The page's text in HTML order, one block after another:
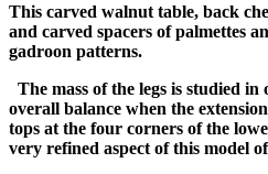
This carved walnut table, back
and carved spacers of palmettes
gadroon patterns.
The mass of the legs is studied
overall balance when the
tops at the four corners of the
very refined aspect of this model